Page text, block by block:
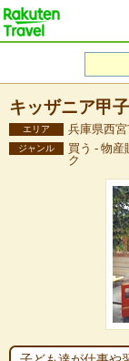
キッザニア甲
エリア 兵庫県西
ジャンル
買う - 物産
ク